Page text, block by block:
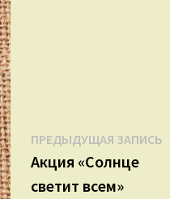
Навигация
по
ПРЕДЫДУЩАЯ ЗАПИСЬ
Акция «Солнце
светит всем»